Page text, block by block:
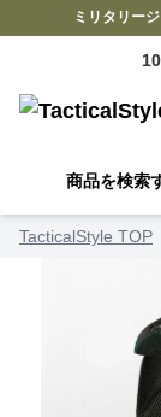
ミリタリー
商品を検索
TacticalStyle TOP